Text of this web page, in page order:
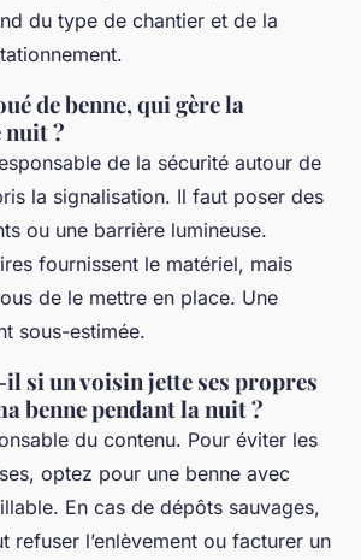
du type de chantier et de la
de benne, qui gère la
nuit ?
de la sécurité autour de
la signalisation. Il faut poser des
ou une barrière lumineuse.
fournissent le matériel, mais
de le mettre en place. Une
sous-estimée.
il si un voisin jette ses propres
benne pendant la nuit ?
du contenu. Pour éviter les
optez pour une benne avec
En cas de dépôts sauvages,
refuser l’enlèvement ou facturer un